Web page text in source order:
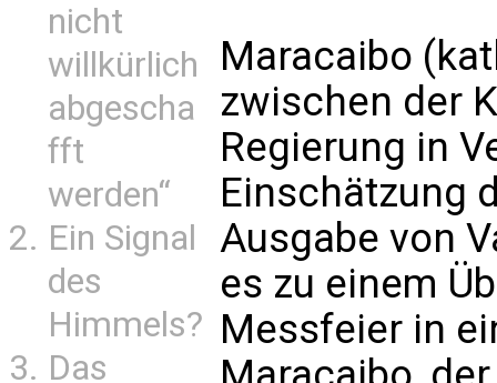
nicht
willkürlich
abgescha
fft
werden“
Ein Signal
des
Himmels?
Das
Maracaibo
zwischen der
Regierung in
Einschätzung
Ausgabe von
es zu einem
Messfeier in